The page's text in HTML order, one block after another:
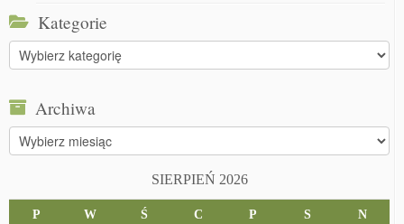
Kategorie
Kategorie
Archiwa
Archiwa
SIERPIEŃ 2026
P W Ś C P S N